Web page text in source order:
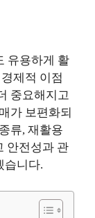
유용하게 활
제적 이점
중요해지고
가 보편화되
류, 재활용
안전성과 관
습니다.